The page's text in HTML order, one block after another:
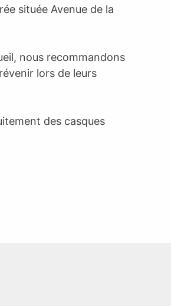
située Avenue de la
nous recommandons
lors de leurs
des casques